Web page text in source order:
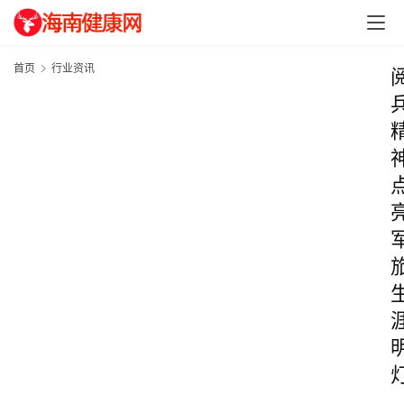
首页 行业资讯